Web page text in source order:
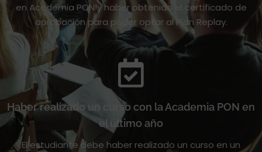
en Academia PON y haber obtenido el certificado de
aprobación para poder optar al Plan Replay.
Haber realizado un curso con la Academia PON en
el último año
El estudiante debe haber realizado un curso en un